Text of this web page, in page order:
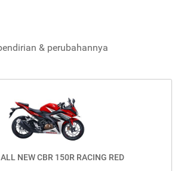
& perubahannya
NEW CBR 150R RACING RED